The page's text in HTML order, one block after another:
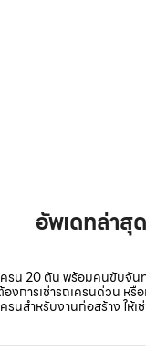
อัพเดทล่าสุด
ครน 20 ตัน พร้อมคนขับจัน
องการเช่ารถเครนด่วน หรื
ครนสำหรับงานก่อสร้าง ให้เ